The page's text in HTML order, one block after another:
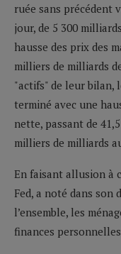
ruée sans précédent
jour, de 5 300
hausse des prix des
milliers de milliards
"actifs" de leur bilan,
terminé avec une
nette, passant de
milliers de milliards
En faisant allusion à
Fed, a noté dans son
l’ensemble, les
finances